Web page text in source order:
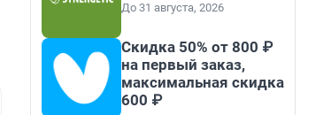
До 31 августа, 2026
Скидка 50% от 800 ₽
на первый заказ,
максимальная скидка
600 ₽